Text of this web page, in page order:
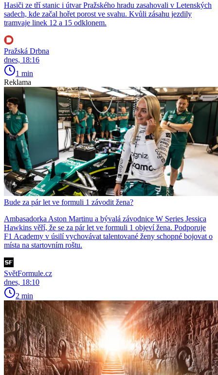
Hasiči ze tří stanic i útvar Pražského hradu zasahovali v Letenských
sadech, kde začal hořet porost ve svahu. Kvůli zásahu jezdily
tramvaje linek 12 a 15 odklonem.
Pražská Drbna
dnes, 18:16
1 min
Reklama
Bude za pár let ve formuli 1 závodit žena?
Ambasadorka Aston Martinu a bývalá závodnice W Series Jessica
Hawkins věří, že se za pár let ve formuli 1 objeví žena. Podporuje
F1 Academy v úsilí vychovávat talentované ženy schopné bojovat o
místa na startovním roštu.
SvětFormule.cz
dnes, 18:10
2 min